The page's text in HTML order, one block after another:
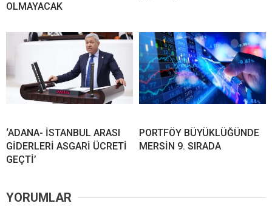
OLMAYACAK
‘ADANA- İSTANBUL ARASI
GİDERLERİ ASGARİ ÜCRETİ
GEÇTİ’
PORTFÖY BÜYÜKLÜĞÜNDE
MERSİN 9. SIRADA
YORUMLAR